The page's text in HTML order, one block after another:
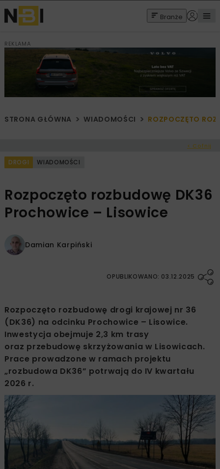
Branże
REKLAMA
STRONA GŁÓWNA WIADOMOŚCI ROZPOCZĘTO
< Cofnij
DROGI WIADOMOŚCI
Rozpoczęto rozbudowę DK36
Prochowice – Lisowice
Damian Karpiński
OPUBLIKOWANO: 03.12.2025
Rozpoczęto rozbudowę drogi krajowej nr 36
(DK36) na odcinku Prochowice – Lisowice.
Inwestycja obejmuje 2,3 km trasy
oraz przebudowę skrzyżowania w Lisowicach.
Prace prowadzone w ramach projektu
„rozbudowa DK36” potrwają do IV kwartału
2026 r.